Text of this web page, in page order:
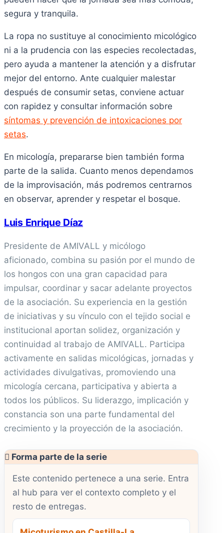
segura y tranquila.
La ropa no sustituye al conocimiento micológico
ni a la prudencia con las especies recolectadas,
pero ayuda a mantener la atención y a disfrutar
mejor del entorno. Ante cualquier malestar
después de consumir setas, conviene actuar
con rapidez y consultar información sobre
síntomas y prevención de intoxicaciones por
setas.
En micología, prepararse bien también forma
parte de la salida. Cuanto menos dependamos
de la improvisación, más podremos centrarnos
en observar, aprender y respetar el bosque.
Luis Enrique Díaz
Presidente de AMIVALL y micólogo
aficionado, combina su pasión por el mundo de
los hongos con una gran capacidad para
impulsar, coordinar y sacar adelante proyectos
de la asociación. Su experiencia en la gestión
de iniciativas y su vínculo con el tejido social e
institucional aportan solidez, organización y
continuidad al trabajo de AMIVALL. Participa
activamente en salidas micológicas, jornadas y
actividades divulgativas, promoviendo una
micología cercana, participativa y abierta a
todos los públicos. Su liderazgo, implicación y
constancia son una parte fundamental del
crecimiento y la proyección de la asociación.
Forma parte de la serie
Este contenido pertenece a una serie. Entra
al hub para ver el contexto completo y el
resto de entregas.